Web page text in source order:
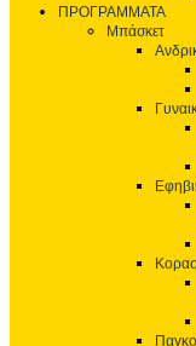
ΠΡΟΓΡΑΜΜΑΤΑ
Μπάσκετ